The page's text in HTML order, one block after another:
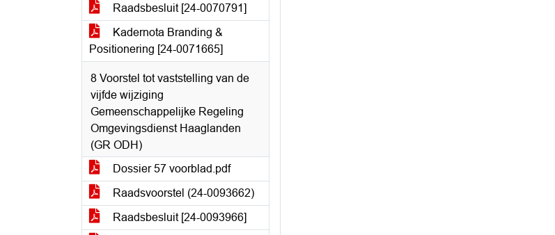
Raadsbesluit [24-0070791]
Kadernota Branding &
Positionering [24-0071665]
8 Voorstel tot vaststelling van de
vijfde wijziging
Gemeenschappelijke Regeling
Omgevingsdienst Haaglanden
(GR ODH)
Dossier 57 voorblad.pdf
Raadsvoorstel (24-0093662)
Raadsbesluit [24-0093966]